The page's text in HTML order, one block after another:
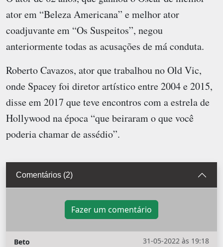
ator em “Beleza Americana” e melhor ator
coadjuvante em “Os Suspeitos”, negou
anteriormente todas as acusações de má conduta.
Roberto Cavazos, ator que trabalhou no Old Vic,
onde Spacey foi diretor artístico entre 2004 e 2015,
disse em 2017 que teve encontros com a estrela de
Hollywood na época “que beiraram o que você
poderia chamar de assédio”.
Comentários (2)
Fazer um comentário
31-05-2022 às 19:18
Beto